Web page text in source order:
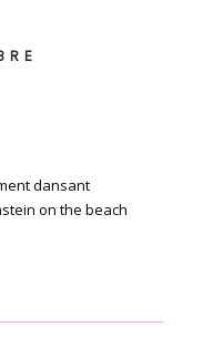
dansant
on the beach